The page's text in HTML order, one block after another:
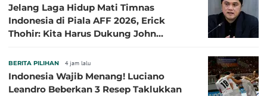
Jelang Laga Hidup Mati Timnas
Indonesia di Piala AFF 2026, Erick
Thohir: Kita Harus Dukung John
BERITA PILIHAN 4 jam lalu
Indonesia Wajib Menang! Luciano
Leandro Beberkan 3 Resep Taklukkan